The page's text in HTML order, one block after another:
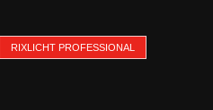
RIXLICHT PROFESSIONAL